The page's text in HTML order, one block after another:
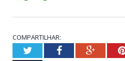
COMPARTILHAR:
TwitterFacebook